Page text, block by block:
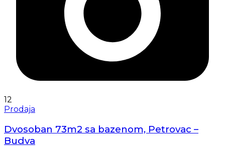
12
Prodaja
Dvosoban 73m2 sa bazenom, Petrovac –
Budva